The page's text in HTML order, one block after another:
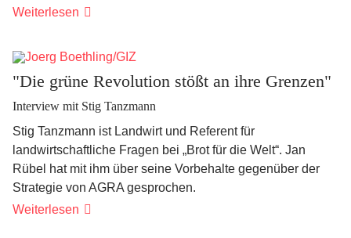
Weiterlesen Eine
Kampf
gegen
Hunger
"Die grüne Revolution stößt an ihre Grenzen"
Interview mit Stig Tanzmann
Stig Tanzmann ist Landwirt und Referent für
landwirtschaftliche Fragen bei „Brot für die Welt“. Jan
Rübel hat mit ihm über seine Vorbehalte gegenüber der
Strategie von AGRA gesprochen.
Weiterlesen "Die